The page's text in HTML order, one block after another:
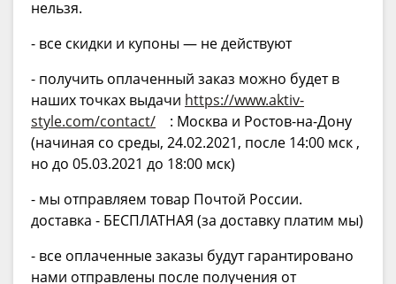
нельзя.
- все скидки и купоны — не действуют
- получить оплаченный заказ можно будет в
наших точках выдачи https://www.aktiv-
style.com/contact/ : Москва и Ростов-на-Дону
(начиная со среды, 24.02.2021, после 14:00 мск ,
но до 05.03.2021 до 18:00 мск)
- мы отправляем товар Почтой России.
доставка - БЕСПЛАТНАЯ (за доставку платим мы)
- все оплаченные заказы будут гарантировано
нами отправлены после получения от